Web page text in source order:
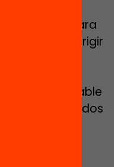
común para
y dirigir
trabajo
equitable
basados
cuerpo de
de los